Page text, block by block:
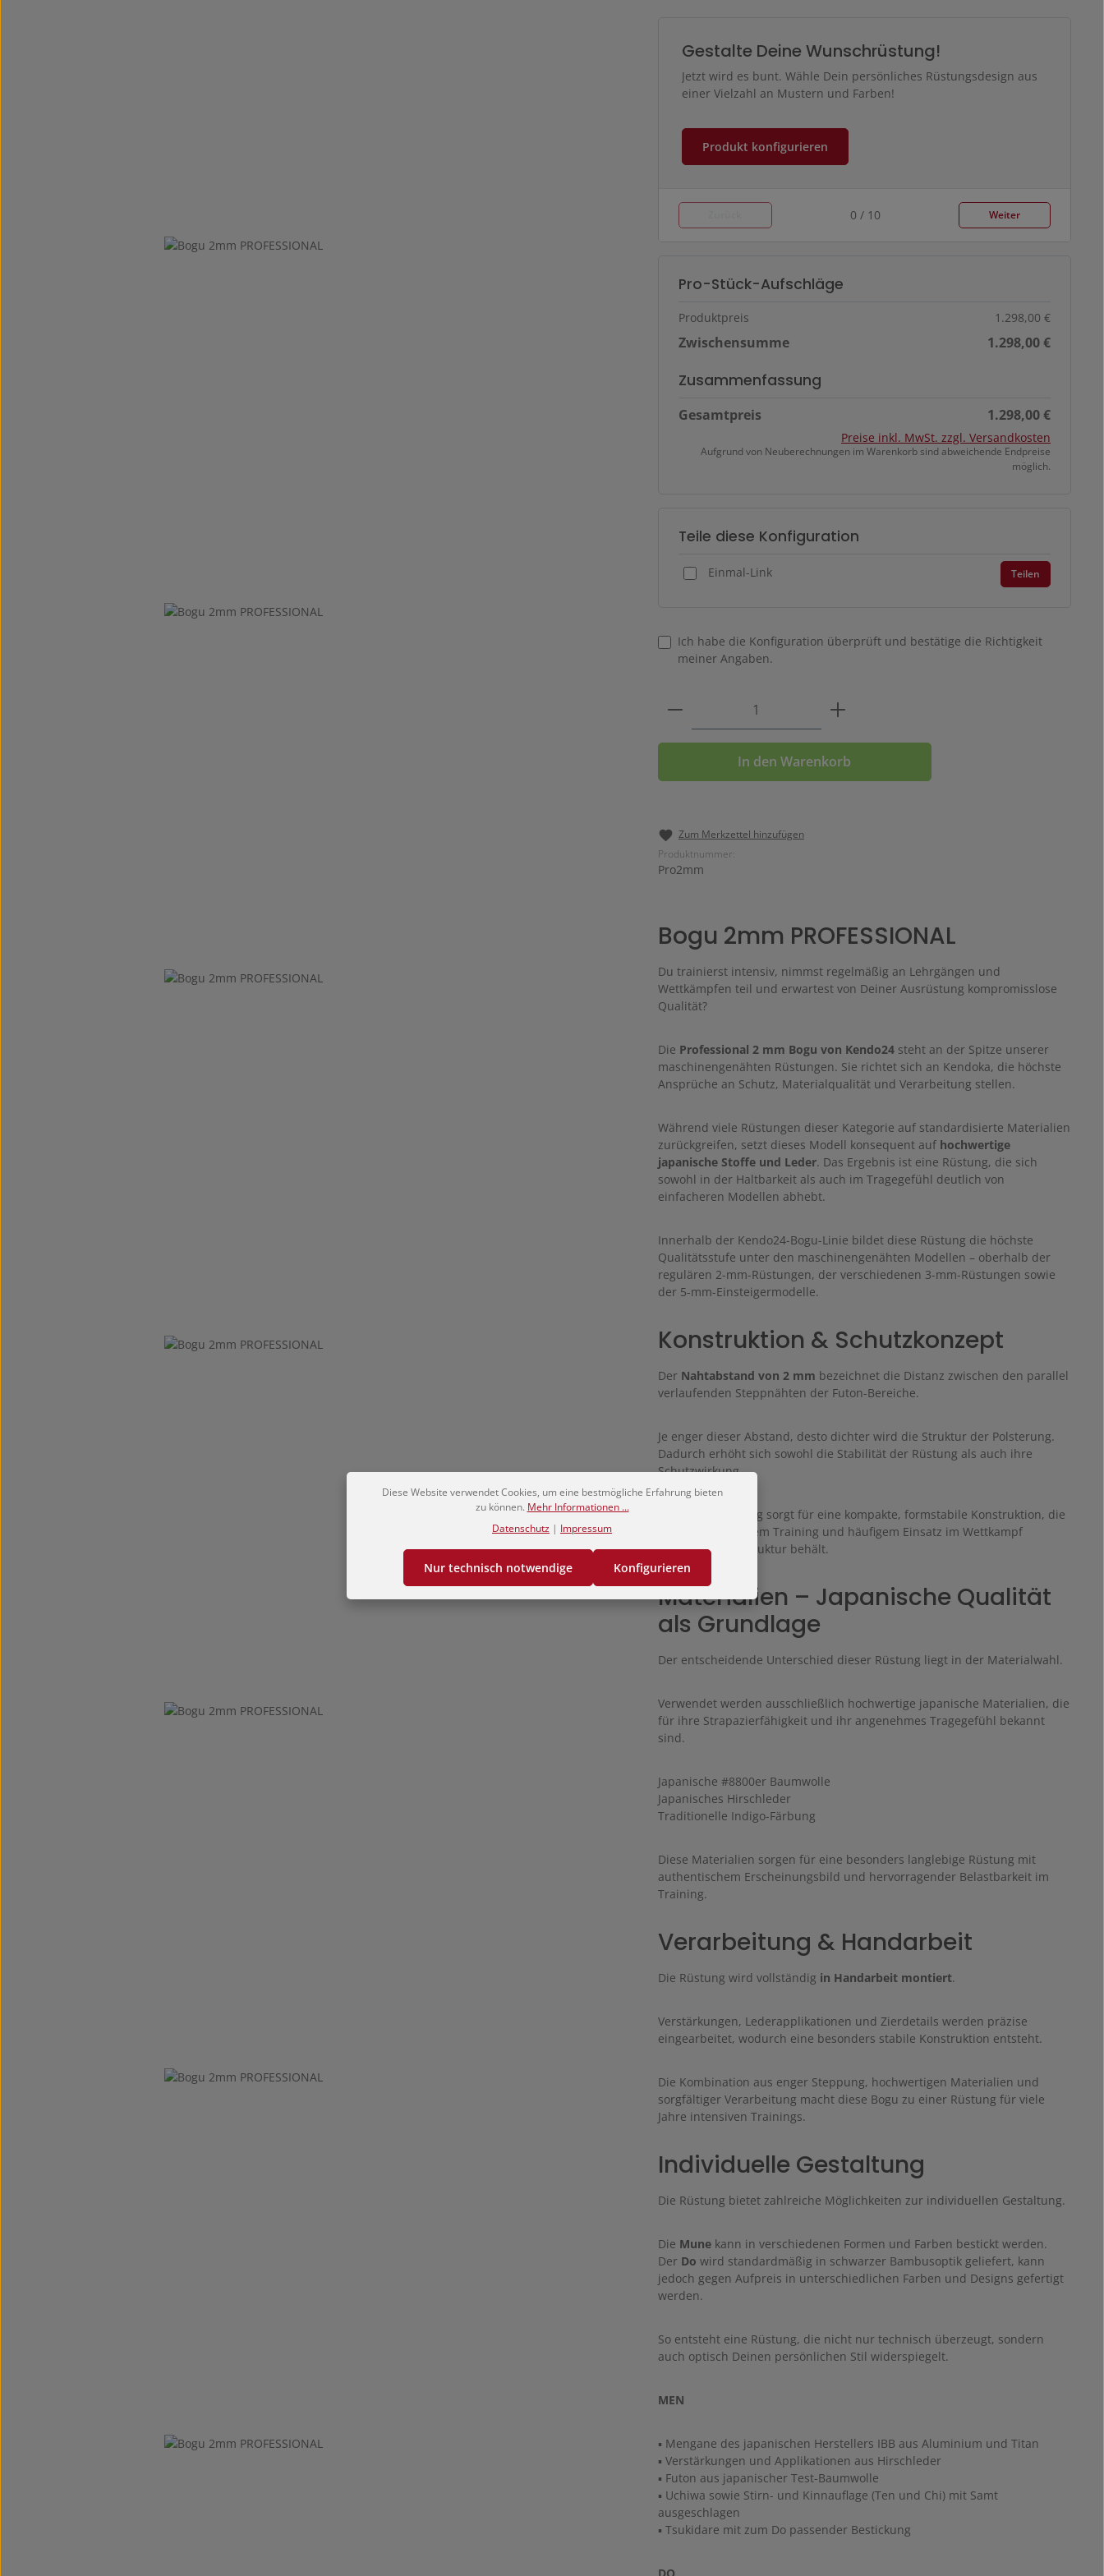
Gestalte Deine Wunschrüstung!
Jetzt wird es bunt. Wähle Dein persönliches Rüstungsdesign aus
einer Vielzahl an Mustern und Farben!
Produkt konfigurieren
0 / 10 Weiter
Pro-Stück-Aufschläge
Produktpreis 1.298,00 €
Zwischensumme 1.298,00 €
Zusammenfassung
Gesamtpreis 1.298,00 €
Preise inkl. MwSt. zzgl. Versandkosten
Aufgrund von Neuberechnungen im Warenkorb sind abweichende Endpreise
möglich.
Teile diese Konfiguration
Einmal-Link Teilen
Ich habe die Konfiguration überprüft und bestätige die Richtigkeit
meiner Angaben.
Produkt Anzahl: Gib den gewünschten Wert
In den Warenkorb
Zum Merkzettel hinzufügen
Produktnummer:
Pro2mm
Bogu 2mm PROFESSIONAL
Du trainierst intensiv, nimmst regelmäßig an Lehrgängen und
Wettkämpfen teil und erwartest von Deiner Ausrüstung kompromisslose
Qualität?
Die Professional 2 mm Bogu von Kendo24steht an der Spitze unserer
maschinengenähten Rüstungen. Sie richtet sich an Kendoka, die höchste
Ansprüche an Schutz, Materialqualität und Verarbeitung stellen.
Während viele Rüstungen dieser Kategorie auf standardisierte Materialien
zurückgreifen, setzt dieses Modell konsequent auf hochwertige
japanische Stoffe und Leder. Das Ergebnis ist eine Rüstung, die sich
sowohl in der Haltbarkeit als auch im Tragegefühl deutlich von
einfacheren Modellen abhebt.
Innerhalb der Kendo24-Bogu-Linie bildet diese Rüstung die höchste
Qualitätsstufe unter den maschinengenähten Modellen – oberhalb der
regulären 2-mm-Rüstungen, der verschiedenen 3-mm-Rüstungen sowie
der 5-mm-Einsteigermodelle.
Konstruktion & Schutzkonzept
Der Nahtabstand von 2 mm bezeichnet die Distanz zwischen den parallel
verlaufenden Steppnähten der Futon-Bereiche.
Je enger dieser Abstand, desto dichter wird die Struktur der Polsterung.
Dadurch erhöht sich sowohl die Stabilität der Rüstung als auch ihre
Schutzwirkung.
Die enge Steppung sorgt für eine kompakte, formstabile Konstruktion, die
auch bei intensivem Training und häufigem Einsatz im Wettkampf
dauerhaft ihre Struktur behält.
Materialien – Japanische Qualität
als Grundlage
Der entscheidende Unterschied dieser Rüstung liegt in der Materialwahl.
Verwendet werden ausschließlich hochwertige japanische Materialien, die
für ihre Strapazierfähigkeit und ihr angenehmes Tragegefühl bekannt
sind.
Japanische #8800er Baumwolle
Japanisches Hirschleder
Traditionelle Indigo-Färbung
Diese Materialien sorgen für eine besonders langlebige Rüstung mit
authentischem Erscheinungsbild und hervorragender Belastbarkeit im
Training.
Verarbeitung & Handarbeit
Die Rüstung wird vollständig in Handarbeit montiert.
Verstärkungen, Lederapplikationen und Zierdetails werden präzise
eingearbeitet, wodurch eine besonders stabile Konstruktion entsteht.
Die Kombination aus enger Steppung, hochwertigen Materialien und
sorgfältiger Verarbeitung macht diese Bogu zu einer Rüstung für viele
Jahre intensiven Trainings.
Individuelle Gestaltung
Die Rüstung bietet zahlreiche Möglichkeiten zur individuellen Gestaltung.
Die Munekann in verschiedenen Formen und Farben bestickt werden.
Der Do wird standardmäßig in schwarzer Bambusoptik geliefert, kann
jedoch gegen Aufpreis in unterschiedlichen Farben und Designs gefertigt
werden.
So entsteht eine Rüstung, die nicht nur technisch überzeugt, sondern
auch optisch Deinen persönlichen Stil widerspiegelt.
MEN
▪ Mengane des japanischen Herstellers IBB aus Aluminium und Titan
▪ Verstärkungen und Applikationen aus Hirschleder
▪ Futon aus japanischer Test-Baumwolle
▪ Uchiwa sowie Stirn- und Kinnauflage (Ten und Chi) mit Samt
ausgeschlagen
▪ Tsukidare mit zum Do passender Bestickung
Diese Website verwendet Cookies, um eine bestmögliche Erfahrung bieten
zu können. Mehr Informationen ...
Datenschutz | Impressum
Nur technisch notwendige Konfigurieren